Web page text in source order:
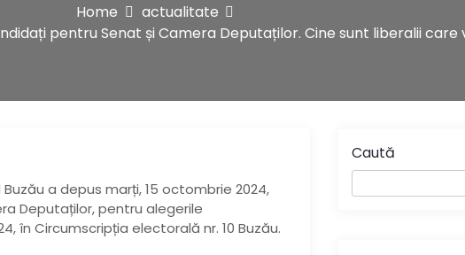
Home
actualitate
pentru Senat și Camera Deputaților. Cine sunt liberalii
a depus marți, 15 octombrie 2024,
Deputaților, pentru alegerile
în Circumscripția electorală nr. 10 Buzău.
Caută